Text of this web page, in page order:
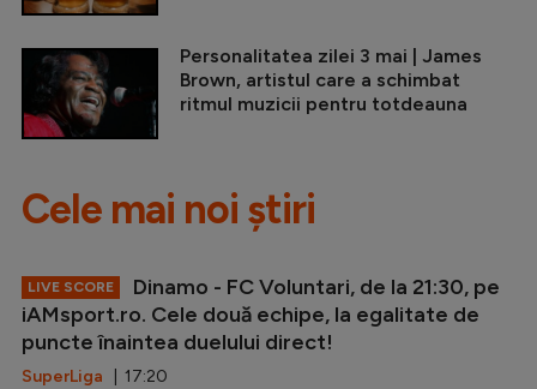
Personalitatea zilei 3 mai | James
Brown, artistul care a schimbat
ritmul muzicii pentru totdeauna
Cele mai noi știri
LIVE SCORE
Dinamo - FC Voluntari, de la 21:30, pe
iAMsport.ro. Cele două echipe, la egalitate de
puncte înaintea duelului direct!
SuperLiga | 17:20